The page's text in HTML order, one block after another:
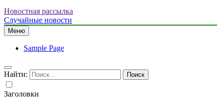
Новостная рассылка
Случайные новости
Меню
Sample Page
Найти:
Заголовки